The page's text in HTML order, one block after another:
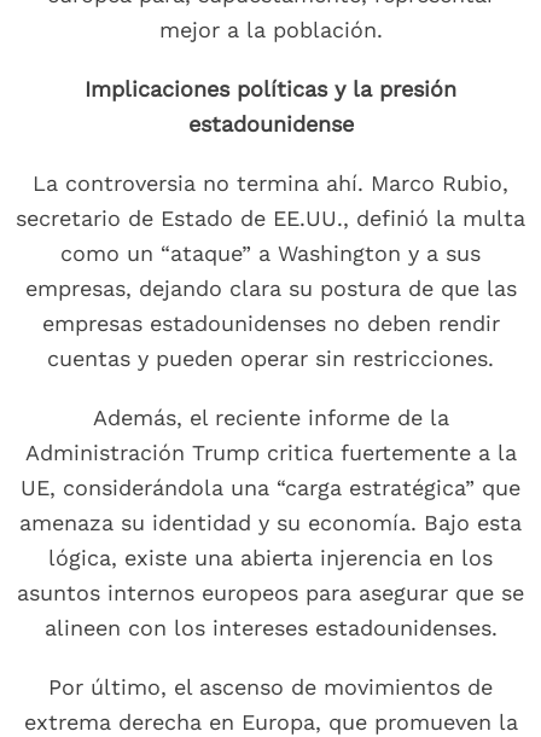
mejor a la población.
Implicaciones políticas y la presión
estadounidense
La controversia no termina ahí. Marco Rubio,
secretario de Estado de EE.UU., definió la multa
como un “ataque” a Washington y a sus
empresas, dejando clara su postura de que las
empresas estadounidenses no deben rendir
cuentas y pueden operar sin restricciones.
Además, el reciente informe de la
Administración Trump critica fuertemente a la
UE, considerándola una “carga estratégica” que
amenaza su identidad y su economía. Bajo esta
lógica, existe una abierta injerencia en los
asuntos internos europeos para asegurar que se
alineen con los intereses estadounidenses.
Por último, el ascenso de movimientos de
extrema derecha en Europa, que promueven la